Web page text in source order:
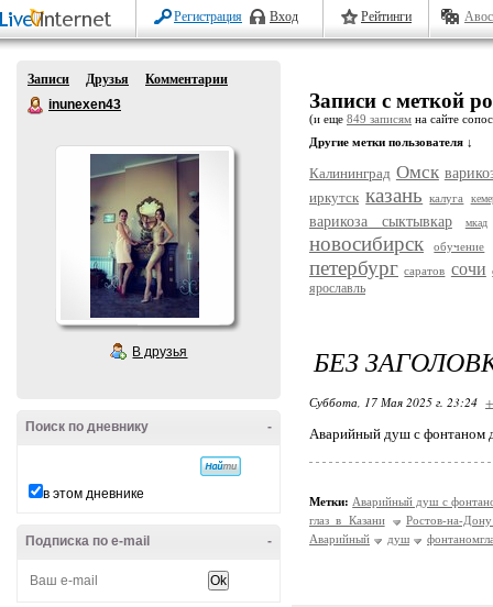
Регистрация Вход Рейтинги
Записи Друзья
Комментарии
inunexen43
В друзья
-
Поиск по дневнику
в этом дневнике
-
Подписка по e-mail
Записи с меткой
(и еще 849 записям на сайте
Другие метки пользователя ↓
Калининград Омск
иркутск казань калуга
варикоза сыктывкар мкад
новосибирск обучение
петербург саратов сочи
ярославль
БЕЗ
Суббота, 17 Мая 2025 г. 23:24
Аварийный душ с фонтаном
Метки: Аварийный душ с
глаз в Казани
Ростов-на-
Аварийный
душ